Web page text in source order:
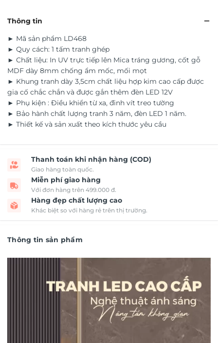
Thông tin
► Mã sản phẩm LD468
► Quy cách: 1 tấm tranh ghép
► Chất liệu: In UV trực tiếp lên Mica tráng gương, cốt gỗ
MDF dày 8mm chống ẩm mốc, mối mọt
► Khung tranh dày 3,5cm chất liệu hợp kim cao cấp được
gia cố chắc chắn và được gắn thêm đèn LED 12V
► Phụ kiện : Điều khiển từ xa, đinh vít treo tường
► Bảo hành chất lượng tranh 3 năm, đèn LED 1 năm.
► Thiết kế và sản xuất theo kích thước yêu cầu
Thanh toán khi nhận hàng (COD)
Giao hàng toàn quốc.
Miễn phí giao hàng
Với đơn hàng trên 499.000 đ.
Hàng đẹp chất lượng cao
Khác biệt so với hàng rẻ trên thị trường.
Thông tin sản phẩm